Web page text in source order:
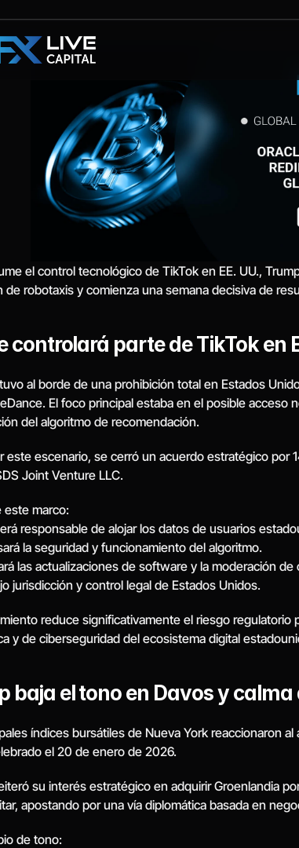
el control tecnológico de TikTok en EE. UU.,
de robotaxis y comienza una semana decisiva de
controlará parte de TikTok en
al borde de una prohibición total en Estados
El foco principal estaba en el posible
del algoritmo de recomendación.
este escenario, se cerró un acuerdo estratégico
Joint Venture LLC.
este marco:
responsable de alojar los datos de usuarios
la seguridad y funcionamiento del algoritmo.
las actualizaciones de software y la moderación de
jurisdicción y control legal de Estados Unidos.
reduce significativamente el riesgo
y de ciberseguridad del ecosistema digital
baja el tono en Davos y
índices bursátiles de Nueva York reaccionaron
el 20 de enero de 2026.
su interés estratégico en adquirir Groenlandia
apostando por una vía diplomática basada en
de tono: